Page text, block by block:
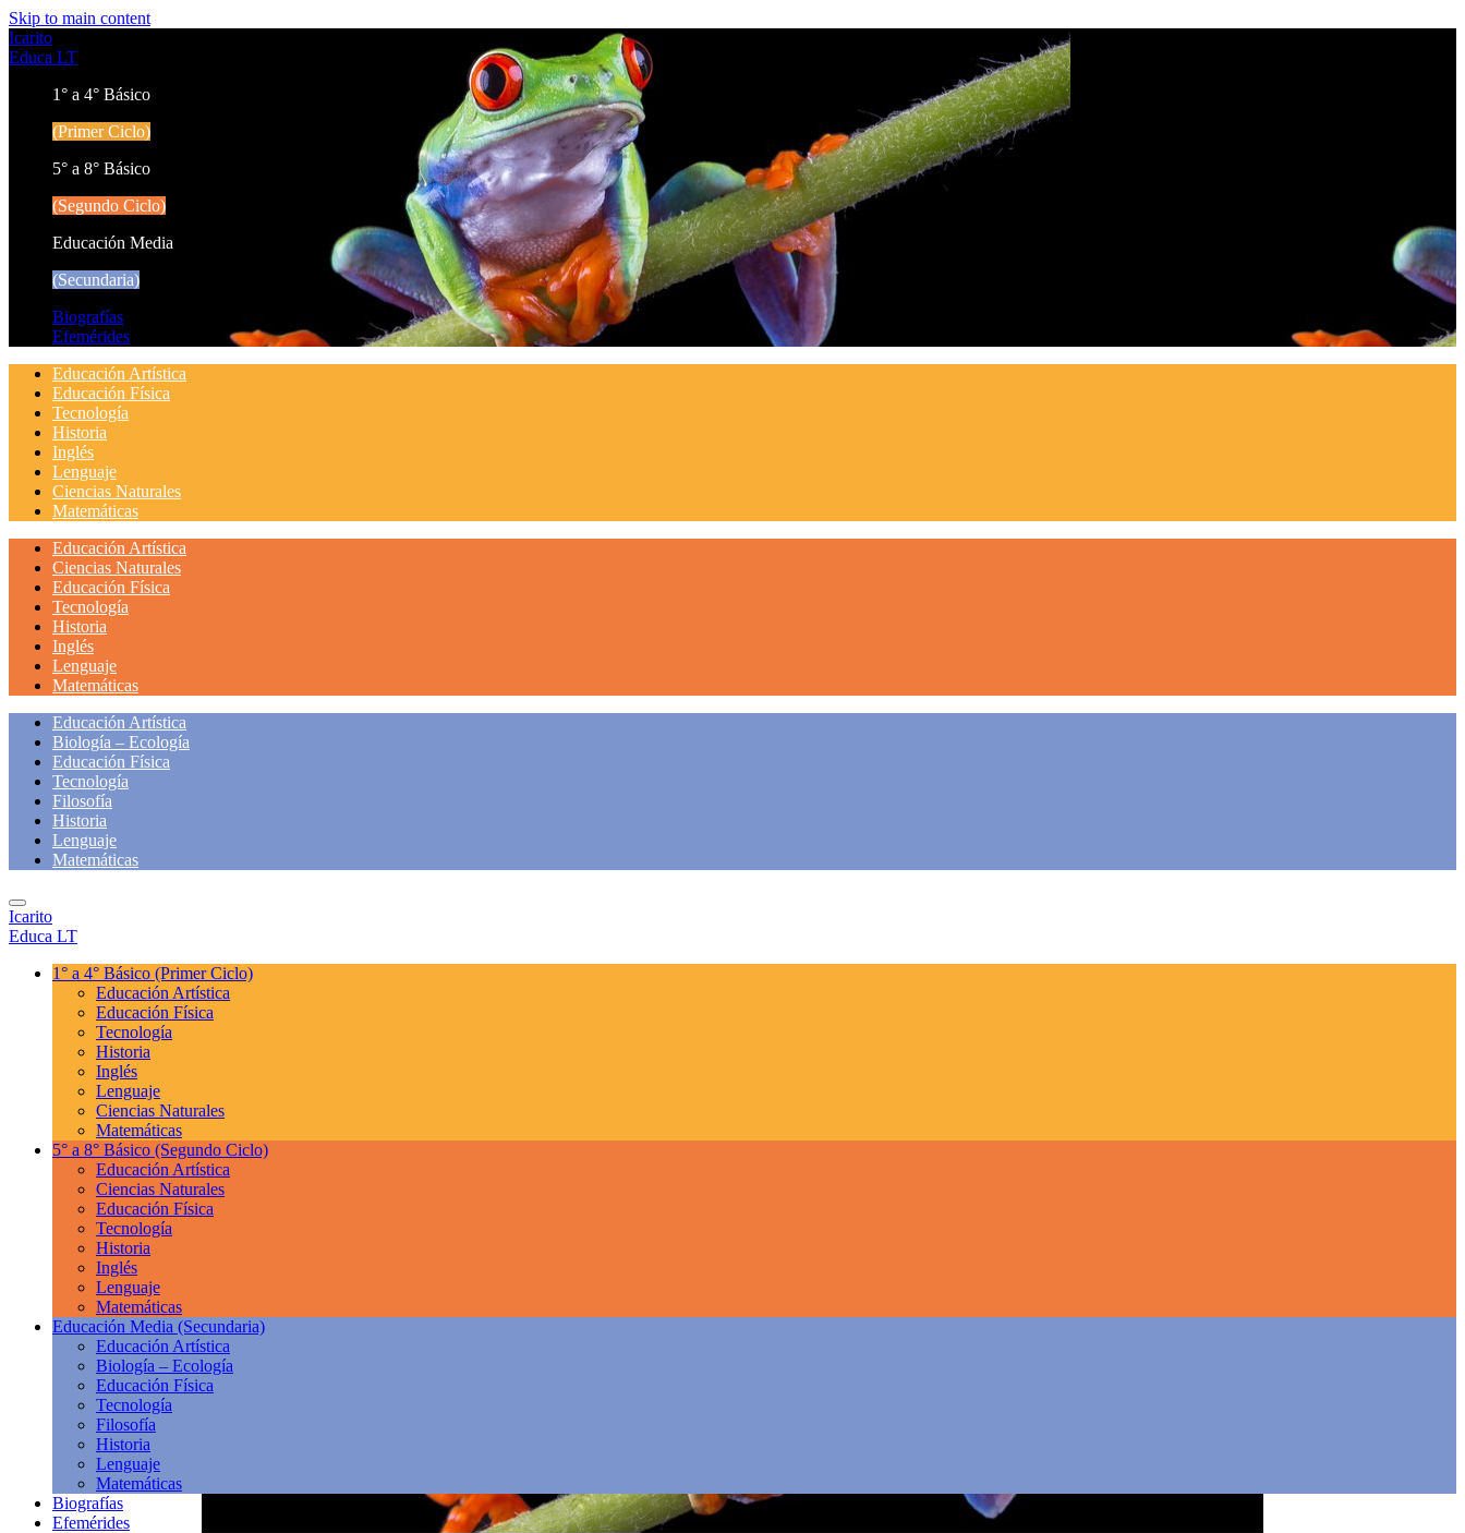
Skip to main content
Icarito
Educa LT
1° a 4° Básico
(Primer Ciclo)
5° a 8° Básico
(Segundo Ciclo)
Educación Media
(Secundaria)
Biografías
Efemérides
Educación Artística
Educación Física
Tecnología
Historia
Inglés
Lenguaje
Ciencias Naturales
Matemáticas
Educación Artística
Ciencias Naturales
Educación Física
Tecnología
Historia
Inglés
Lenguaje
Matemáticas
Educación Artística
Biología – Ecología
Educación Física
Tecnología
Filosofía
Historia
Lenguaje
Matemáticas
Icarito
Educa LT
1° a 4° Básico (Primer Ciclo)
Educación Artística
Educación Física
Tecnología
Historia
Inglés
Lenguaje
Ciencias Naturales
Matemáticas
5° a 8° Básico (Segundo Ciclo)
Educación Artística
Ciencias Naturales
Educación Física
Tecnología
Historia
Inglés
Lenguaje
Matemáticas
Educación Media (Secundaria)
Educación Artística
Biología – Ecología
Educación Física
Tecnología
Filosofía
Historia
Lenguaje
Matemáticas
Biografías
Efemérides